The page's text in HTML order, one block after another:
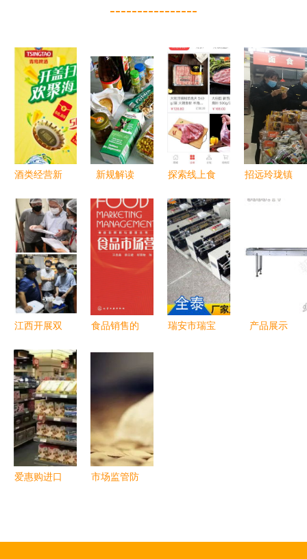
----------------
酒类经营新
码抽奖系统
的魅力与落
地指南
新规解读
销毁过期食
品与酒类经
营罚则全面
探索线上食
元方式
招远玲珑镇
开展专项大
检查
江西开展双
督查 聚焦
汉堡与酒类
经营安全
食品销售的
费者心理与
渠道策略
瑞安市瑞宝
产品展示
爱惠购进口
市场监管防